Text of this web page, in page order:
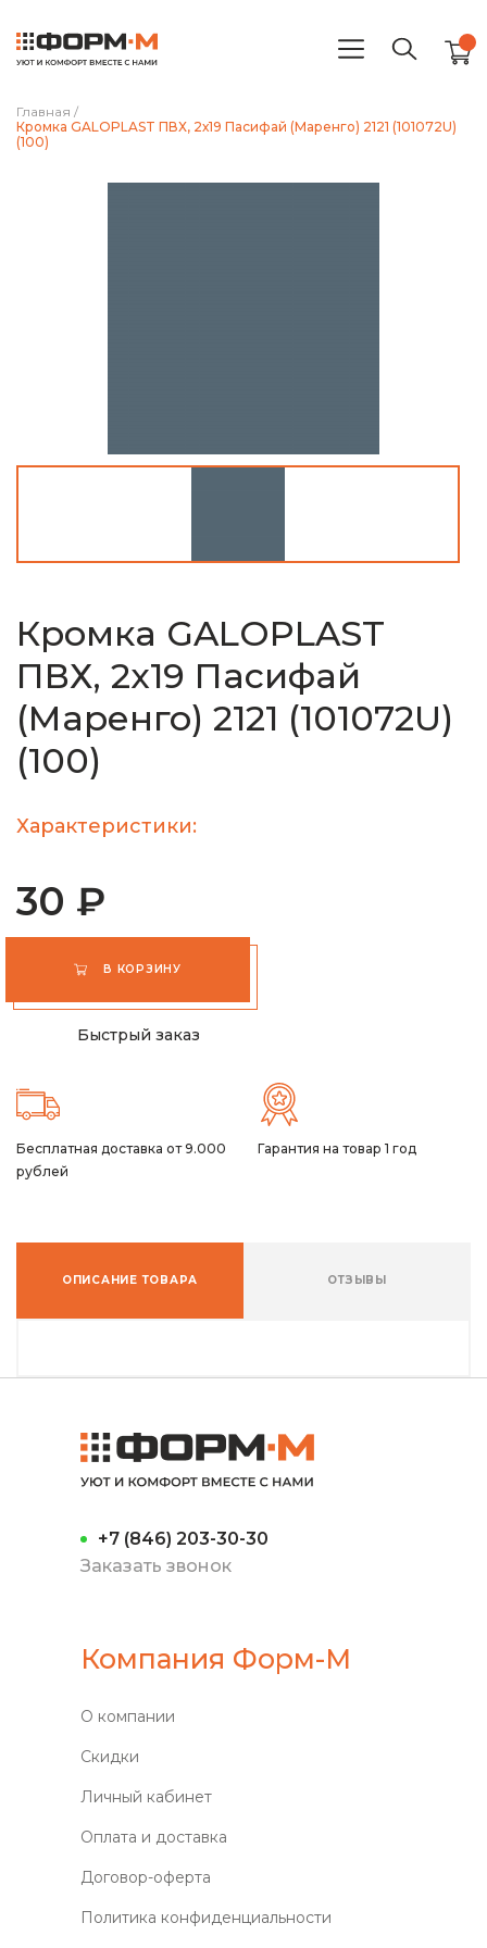
Главная /
Кромка GALOPLAST ПВХ, 2х19 Пасифай (Маренго) 2121 (101072U)
(100)
Кромка GALOPLAST
ПВХ, 2х19 Пасифай
(Маренго) 2121 (101072U)
(100)
Характеристики:
30 ₽
В КОРЗИНУ
Быстрый заказ
Бесплатная доставка от 9.000
рублей
Гарантия на товар 1 год
ОПИСАНИЕ ТОВАРА ОТЗЫВЫ
+7 (846) 203-30-30
Заказать звонок
Компания Форм-М
О компании
Скидки
Личный кабинет
Оплата и доставка
Договор-оферта
Политика конфиденциальности